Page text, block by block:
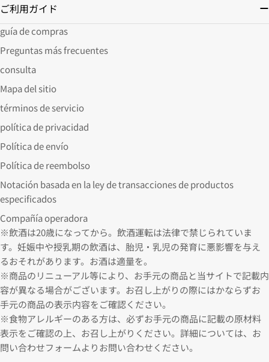
ご利用ガイド
guía de compras
Preguntas más frecuentes
consulta
Mapa del sitio
términos de servicio
política de privacidad
Política de envío
Política de reembolso
Notación basada en la ley de transacciones de productos
especificados
Compañía operadora
※飲酒は20歳になってから。飲酒運転は法律で禁じられていま
す。妊娠中や授乳期の飲酒は、胎児・乳児の発育に悪影響を与え
るおそれがあります。お酒は適量を。
※商品のリニューアル等により、お手元の商品と当サイトで記載内
容が異なる場合がございます。お召し上がりの際にはかならずお
手元の商品の表示内容をご確認ください。
※食物アレルギーのある方は、必ずお手元の商品に記載の原材料
表示をご確認の上、お召し上がりください。詳細については、お
問い合わせフォームよりお問い合わせください。